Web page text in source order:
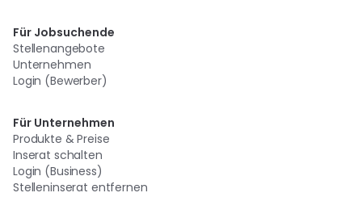
Für Jobsuchende
Stellenangebote
Unternehmen
Login (Bewerber)
Für Unternehmen
Produkte & Preise
Inserat schalten
Login (Business)
Stelleninserat entfernen